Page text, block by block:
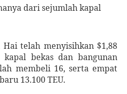
dari sejumlah kapal
Hai telah menyisihkan $1,88
bekas dan bangunan
membeli 16, serta empat
13.100 TEU.